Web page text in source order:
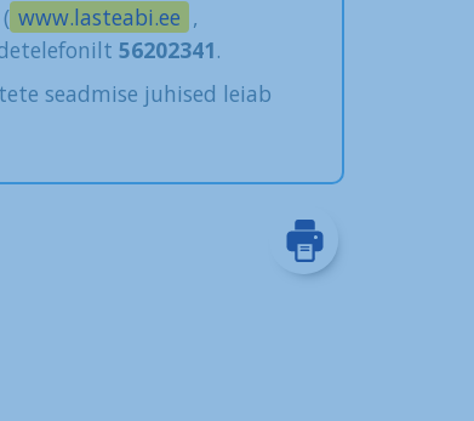
( www.lasteabi.ee ,
56202341.
seadmise juhised leiab